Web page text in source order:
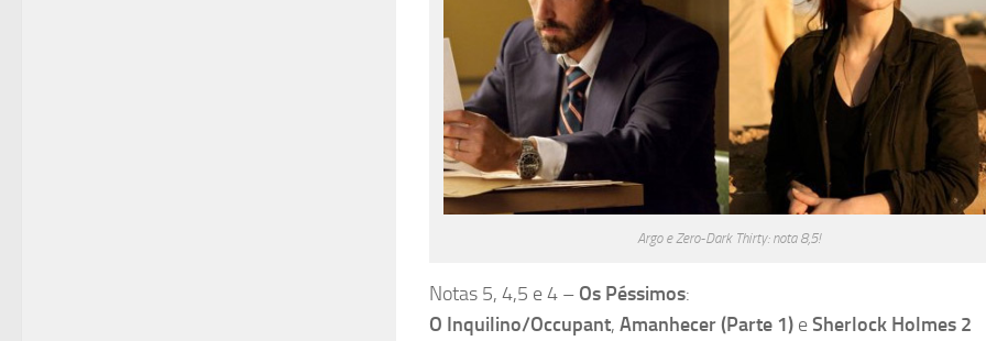
Argo e Zero-Dark Thirty: nota 8,5!
Notas 5, 4,5 e 4 – Os Péssimos:
O Inquilino/Occupant, Amanhecer (Parte 1) eSherlock Holmes 2